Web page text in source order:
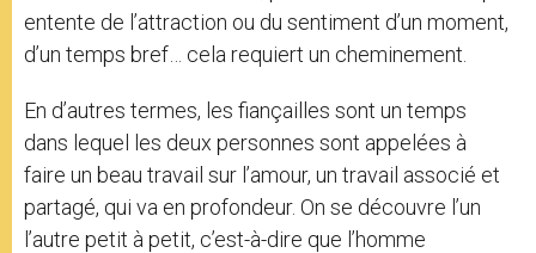
entente de l’attraction ou du sentiment d’un moment,
d’un temps bref… cela requiert un cheminement.
En d’autres termes, les fiançailles sont un temps
dans lequel les deux personnes sont appelées à
faire un beau travail sur l’amour, un travail associé et
partagé, qui va en profondeur. On se découvre l’un
l’autre petit à petit, c’est-à-dire que l’homme